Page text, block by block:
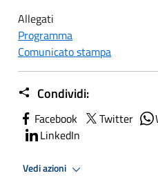
Allegati
Programma
Comunicato stampa
Condividi:
Facebook Twitter
LinkedIn
Vedi azioni